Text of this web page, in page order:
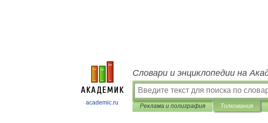
academic.ru
Словари и энциклопедии на
Реклама и полиграфия Толкования